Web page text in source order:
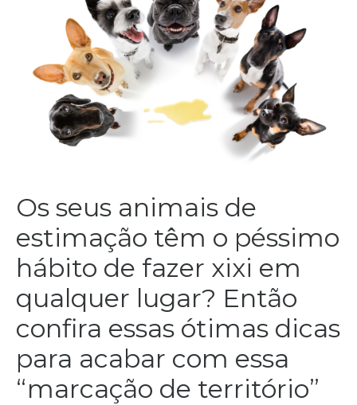
Os seus animais de
estimação têm o péssimo
hábito de fazer xixi em
qualquer lugar? Então
confira essas ótimas dicas
para acabar com essa
“marcação de território”